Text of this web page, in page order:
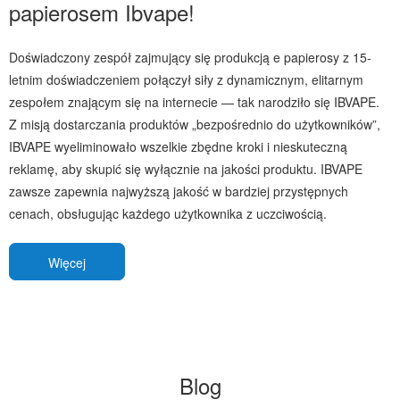
papierosem Ibvape!
Doświadczony zespół zajmujący się produkcją e papierosy z 15-
letnim doświadczeniem połączył siły z dynamicznym, elitarnym
zespołem znającym się na internecie — tak narodziło się IBVAPE.
Z misją dostarczania produktów „bezpośrednio do użytkowników”,
IBVAPE wyeliminowało wszelkie zbędne kroki i nieskuteczną
reklamę, aby skupić się wyłącznie na jakości produktu. IBVAPE
zawsze zapewnia najwyższą jakość w bardziej przystępnych
cenach, obsługując każdego użytkownika z uczciwością.
Więcej
Blog